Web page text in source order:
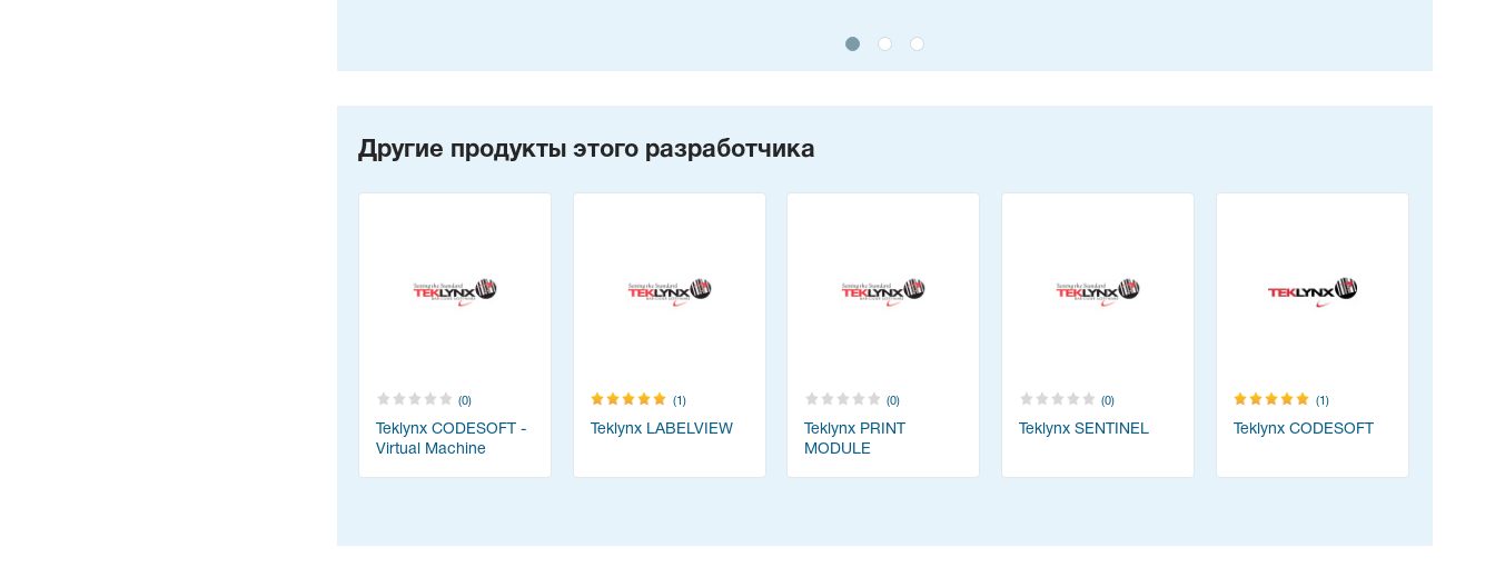
Другие продукты этого разработчика
(0)
Teklynx CODESOFT -
Virtual Machine
(1)
Teklynx LABELVIEW
(0)
Teklynx PRINT
MODULE
(0)
Teklynx SENTINEL
(1)
Teklynx CODESOFT